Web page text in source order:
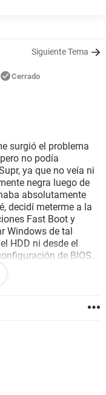
Siguiente Tema
Cerrado
surgió el problema
no podía
ya que no veía ni
negra luego de
absolutamente
decidí meterme a la
Fast Boot y
Windows de tal
HDD ni desde el
de BIOS.
SATA puedo ver